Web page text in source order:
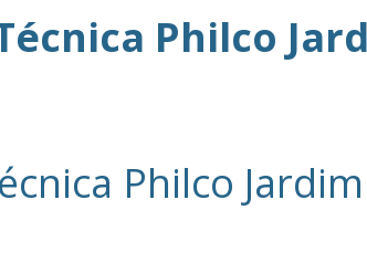
Philco
Philco Jardim